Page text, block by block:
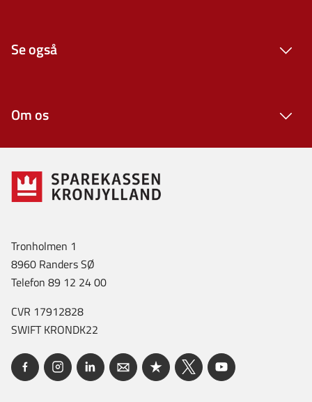
Se også
Om os
Tronholmen 1
8960 Randers SØ
Telefon 89 12 24 00
CVR 17912828
SWIFT KRONDK22